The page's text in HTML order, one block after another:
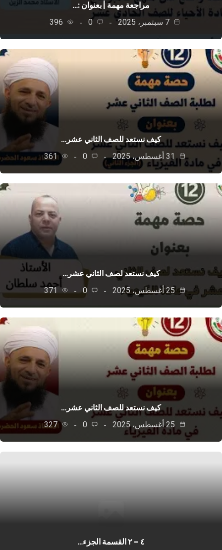
مراجعة مهمة | بعنوان :…
0
396
كيف نستعد للصف الثاني عشر…
0
361
كيف نستعد لصف الثاني عشر…
0
371
كيف نستعد للصف الثاني عشر…
0
327